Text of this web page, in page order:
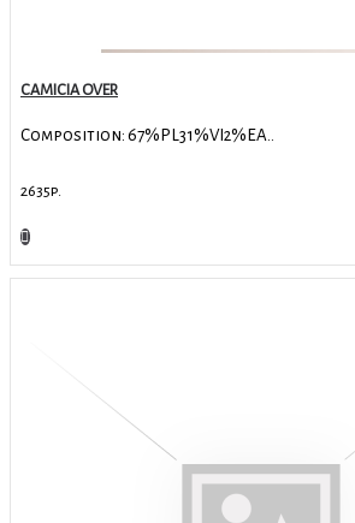
CAMICIA OVER
Composition: 67%PL31%VI2%EA..
2635р.